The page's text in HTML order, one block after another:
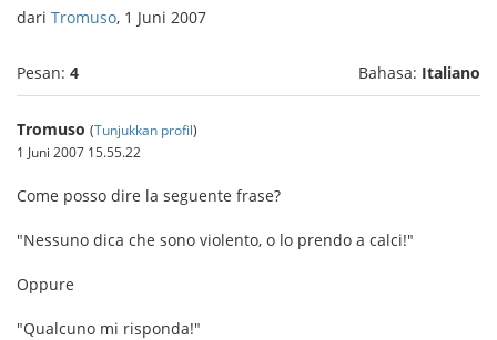
dari Tromuso, 1 Juni 2007
Pesan: 4 Bahasa: Italiano
Tromuso (Tunjukkan profil)
1 Juni 2007 15.55.22
Come posso dire la seguente frase?
"Nessuno dica che sono violento, o lo prendo a calci!"
Oppure
"Qualcuno mi risponda!"